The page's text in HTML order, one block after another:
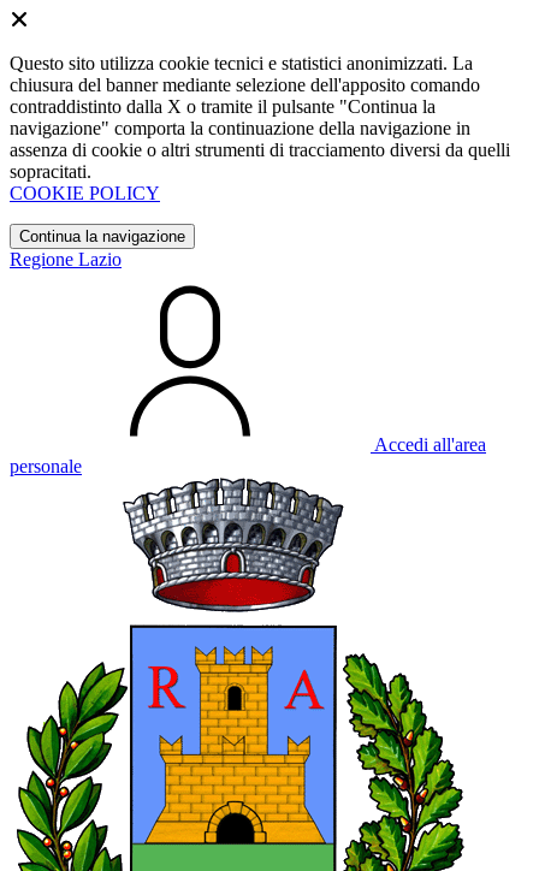
Questo sito utilizza cookie tecnici e statistici anonimizzati. La
chiusura del banner mediante selezione dell'apposito comando
contraddistinto dalla X o tramite il pulsante "Continua la
navigazione" comporta la continuazione della navigazione in
assenza di cookie o altri strumenti di tracciamento diversi da quelli
sopracitati.
COOKIE POLICY
Continua la navigazione
Regione Lazio
Accedi all'area
personale